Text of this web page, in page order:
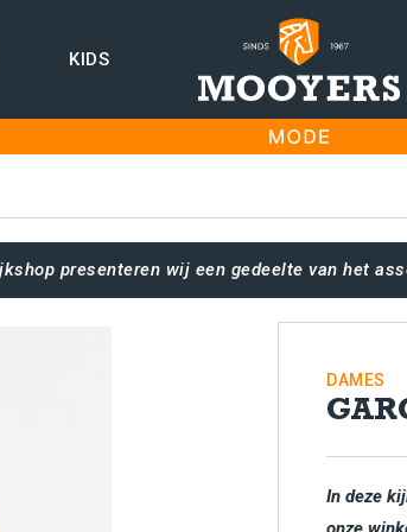
KIDS
presenteren wij een gedeelte van het
DAMES
In deze